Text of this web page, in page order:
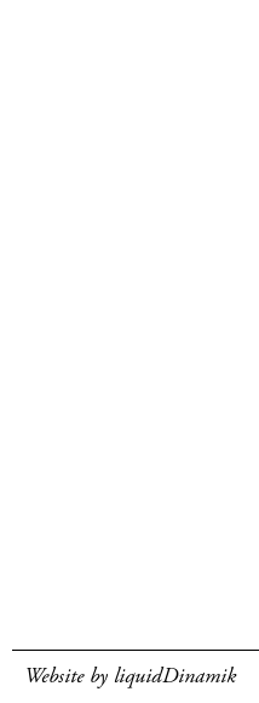
Website by liquidDinamik